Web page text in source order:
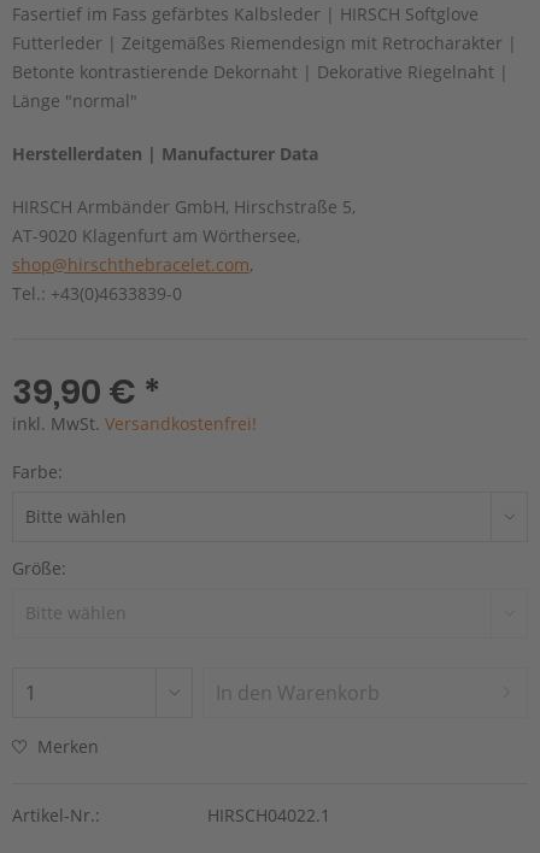
Fasertief im Fass gefärbtes Kalbsleder | HIRSCH Softglove
Futterleder | Zeitgemäßes Riemendesign mit Retrocharakter |
Betonte kontrastierende Dekornaht | Dekorative Riegelnaht |
Länge "normal"
Herstellerdaten | Manufacturer Data
HIRSCH Armbänder GmbH, Hirschstraße 5,
AT-9020 Klagenfurt am Wörthersee,
shop@hirschthebracelet.com,
Tel.: +43(0)4633839-0
39,90 € *
inkl. MwSt. Versandkostenfrei!
Farbe:
Größe:
In den Warenkorb
Merken
Artikel-Nr.: HIRSCH04022.1